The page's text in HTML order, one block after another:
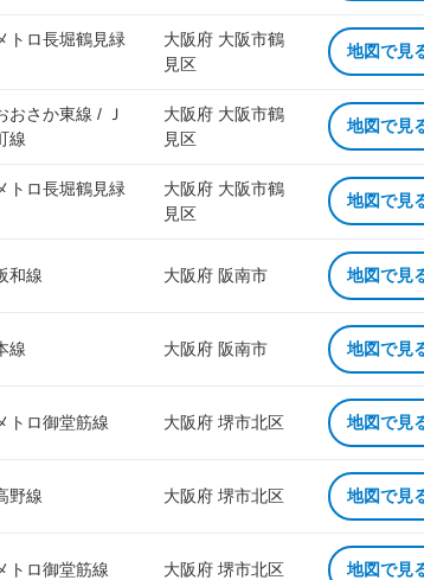
トロ長堀鶴見緑
大阪府 大阪市鶴
見区
地図で見
おさか東線 / Ｊ
線
大阪府 大阪市鶴
見区
地図で見
トロ長堀鶴見緑
大阪府 大阪市鶴
見区
地図で見
和線 大阪府 阪南市 地図で見
線 大阪府 阪南市 地図で見
トロ御堂筋線 大阪府 堺市北区 地図で見
野線 大阪府 堺市北区 地図で見
トロ御堂筋線 大阪府 堺市北区 地図で見